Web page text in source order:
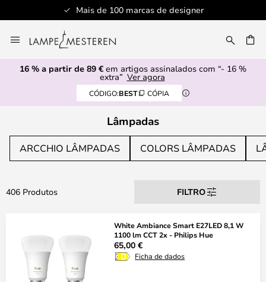
Serviço de atendimento profissional
para
o
Conteúdo
16 % a partir de 89 € em artigos assinalados com “- 16 %
extra” Ver agora
CÓDIGO:BEST CÓPIA
Lâmpadas
ARCCHIO LÂMPADAS COLORS LÂMPADAS
406 Produtos FILTRO
White Ambiance Smart E27LED 8,1 W
1100 lm CCT 2x - Philips Hue
65,00 €
Ficha de dados